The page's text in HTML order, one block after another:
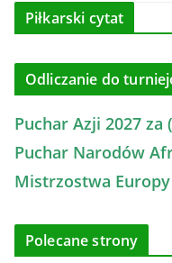
Piłkarski cytat
Odliczanie do
Puchar Azji 2027 za
Puchar Narodów
Mistrzostwa Europy
Polecane strony